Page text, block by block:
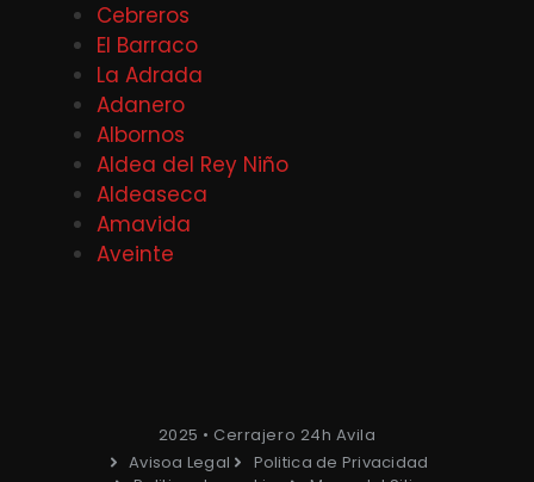
Cebreros
El Barraco
La Adrada
Adanero
Albornos
Aldea del Rey Niño
Aldeaseca
Amavida
Aveinte
2025 • Cerrajero 24h Avila
Avisoa Legal
Politica de Privacidad